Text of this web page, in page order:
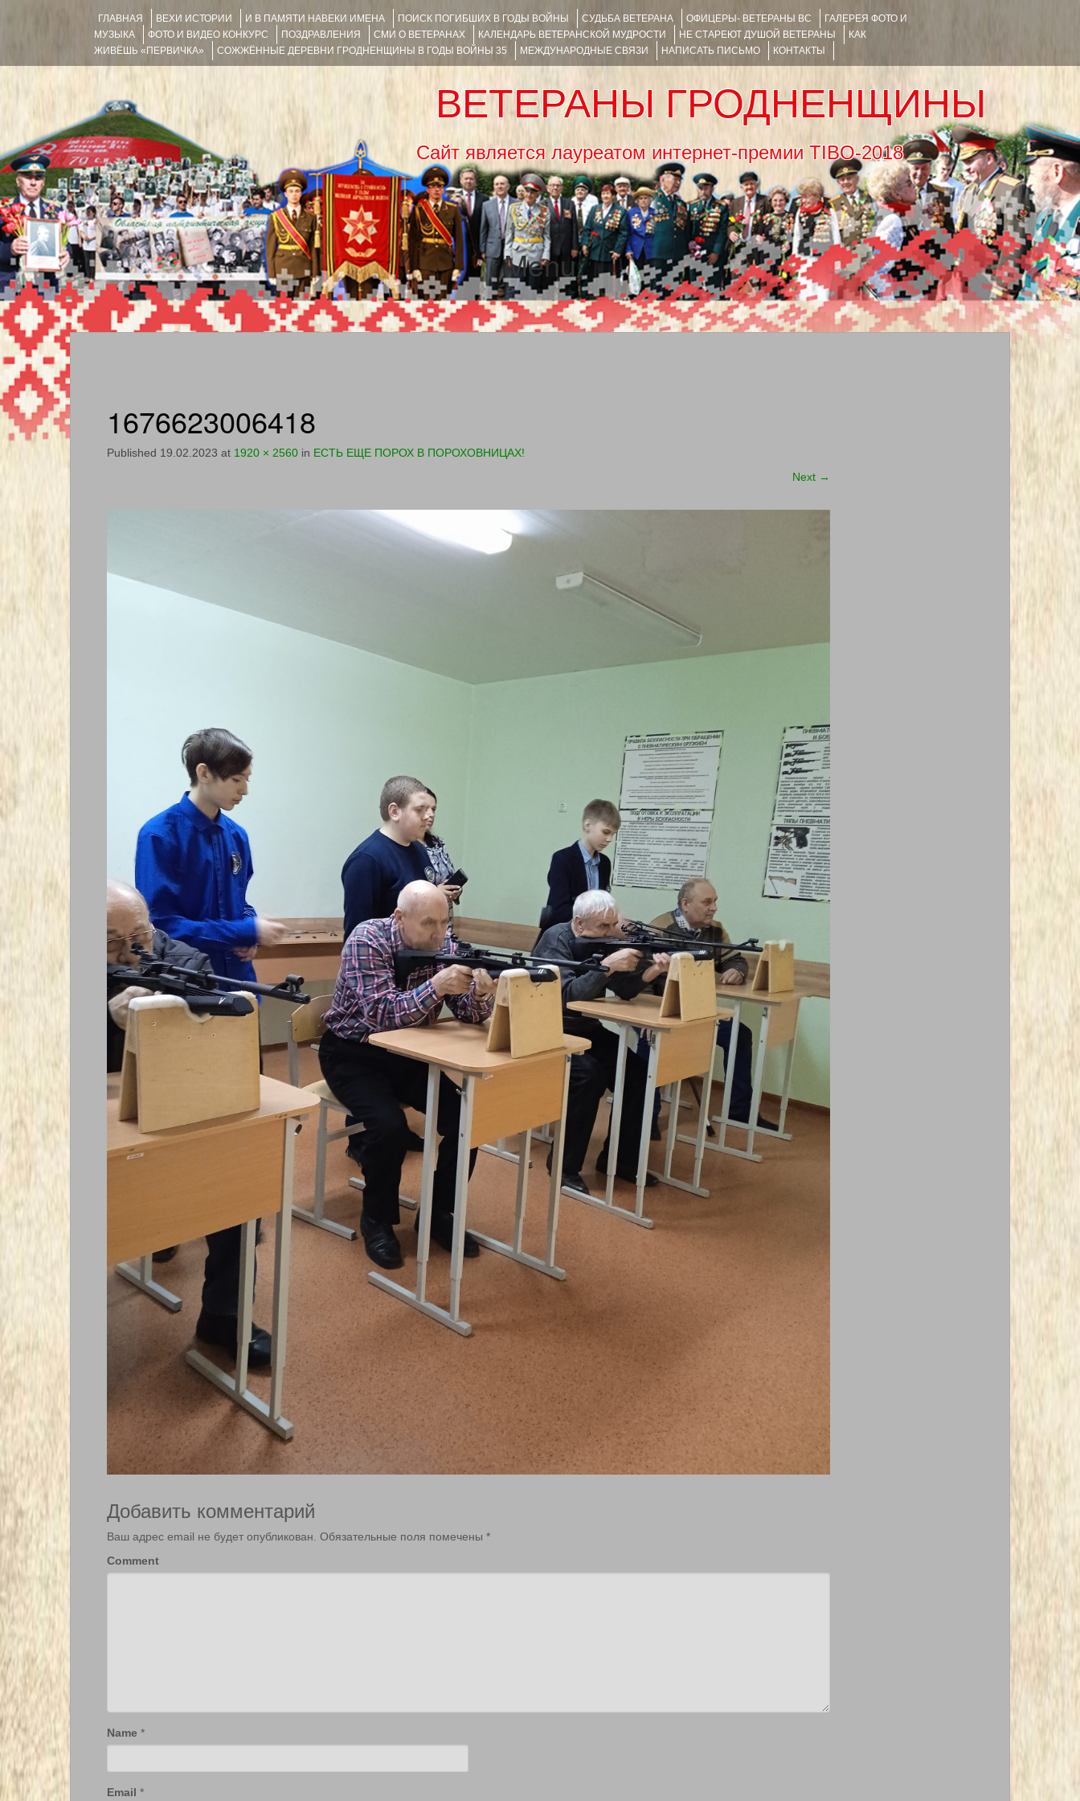
ГЛАВНАЯ ВЕХИ ИСТОРИИ И В ПАМЯТИ НАВЕКИ ИМЕНА ПОИСК ПОГИБШИХ В ГОДЫ ВОЙНЫ СУДЬБА ВЕТЕРАНА ОФИЦЕРЫ- ВЕТЕРАНЫ ВС
ГАЛЕРЕЯ ФОТО И
МУЗЫКА
ФОТО И ВИДЕО КОНКУРС ПОЗДРАВЛЕНИЯ СМИ О ВЕТЕРАНАХ КАЛЕНДАРЬ ВЕТЕРАНСКОЙ МУДРОСТИ НЕ СТАРЕЮТ ДУШОЙ ВЕТЕРАНЫ
КАК
ЖИВЁШЬ «ПЕРВИЧКА»
СОЖЖЁННЫЕ ДЕРЕВНИ ГРОДНЕНЩИНЫ В ГОДЫ ВОЙНЫ 35 МЕЖДУНАРОДНЫЕ СВЯЗИ НАПИСАТЬ ПИСЬМО КОНТАКТЫ
ВЕТЕРАНЫ ГРОДНЕНЩИНЫ
Сайт является лауреатом интернет-премии TIBO-2018
Menu
SKIP TO CONTENT
1676623006418
Published 19.02.2023 at 1920 × 2560 in ЕСТЬ ЕЩЕ ПОРОХ В ПОРОХОВНИЦАХ!
Next →
Добавить комментарий
Ваш адрес email не будет опубликован. Обязательные поля помечены *
Comment
Name *
Email *